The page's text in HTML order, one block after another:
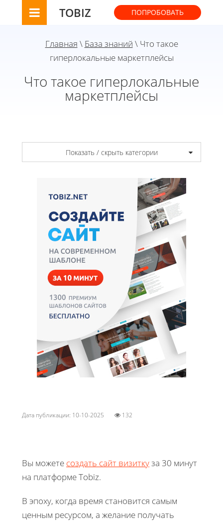
TOBIZ ПОПРОБОВАТЬ
Главная \ База знаний \ Что такое
гиперлокальные маркетплейсы
Что такое гиперлокальные
маркетплейсы
Показать / скрыть категории
Дата публикации: 10-10-2025 132
Вы можете создать сайт визиткуза 30 минут
на платформе Tobiz.
В эпоху, когда время становится самым
ценным ресурсом, а желание получать